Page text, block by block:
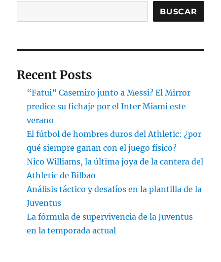
BUSCAR
Recent Posts
“Fatui” Casemiro junto a Messi? El Mirror
predice su fichaje por el Inter Miami este
verano
El fútbol de hombres duros del Athletic: ¿por
qué siempre ganan con el juego físico?
Nico Williams, la última joya de la cantera del
Athletic de Bilbao
Análisis táctico y desafíos en la plantilla de la
Juventus
La fórmula de supervivencia de la Juventus
en la temporada actual